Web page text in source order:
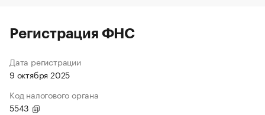
Регистрация ФНС
Дата регистрации
9 октября 2025
Код налогового органа
5543